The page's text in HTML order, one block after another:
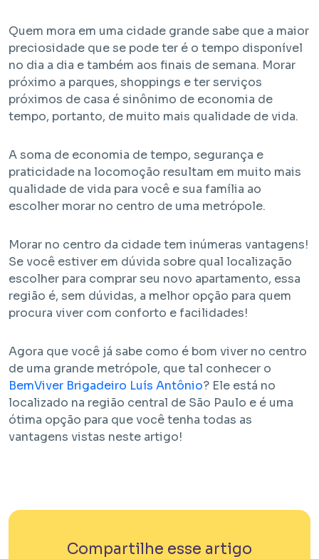
Quem mora em uma cidade grande sabe que a maior
preciosidade que se pode ter é o tempo disponível
no dia a dia e também aos finais de semana. Morar
próximo a parques, shoppings e ter serviços
próximos de casa é sinônimo de economia de
tempo, portanto, de muito mais qualidade de vida.
A soma de economia de tempo, segurança e
praticidade na locomoção resultam em muito mais
qualidade de vida para você e sua família ao
escolher morar no centro de uma metrópole.
Morar no centro da cidade tem inúmeras vantagens!
Se você estiver em dúvida sobre qual localização
escolher para comprar seu novo apartamento, essa
região é, sem dúvidas, a melhor opção para quem
procura viver com conforto e facilidades!
Agora que você já sabe como é bom viver no centro
de uma grande metrópole, que tal conhecer o
BemViver Brigadeiro Luís Antônio? Ele está no
localizado na região central de São Paulo e é uma
ótima opção para que você tenha todas as
vantagens vistas neste artigo!
Compartilhe esse artigo